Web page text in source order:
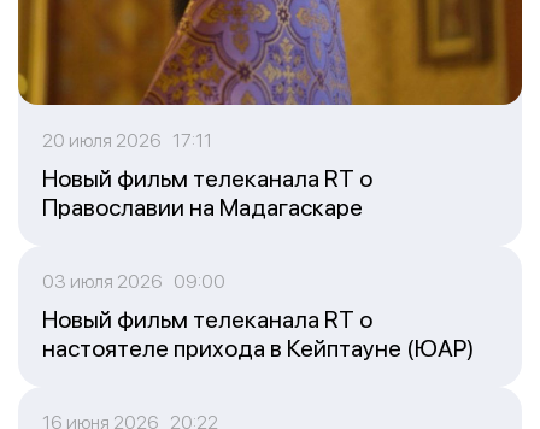
20 июля 2026 17:11
Новый фильм телеканала RT о
Православии на Мадагаскаре
03 июля 2026 09:00
Новый фильм телеканала RT о
настоятеле прихода в Кейптауне (ЮАР)
16 июня 2026 20:22